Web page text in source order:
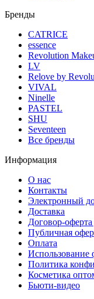
Бренды
CATRICE
essence
Revolution
LV
Relove by
VIVAL
Ninelle
PASTEL
SHU
Seventeen
Все бренды
Информация
О нас
Контакты
Электронный
Доставка
Договор-
Публичная
Оплата
Использование
Политика
Косметика
Бьюти-видео